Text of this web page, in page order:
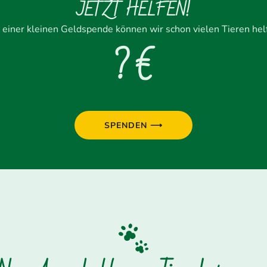
JETZT HELFEN!
kleinen Geldspende können wir schon vielen Tieren
? €
SPENDEN ⟶